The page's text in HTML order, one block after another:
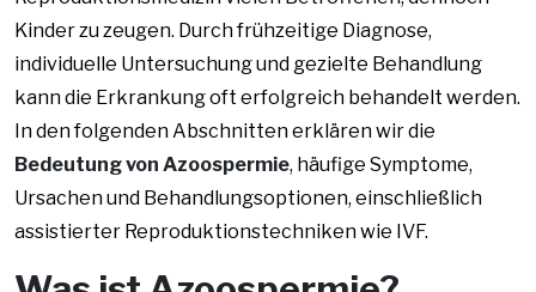
Kinder zu zeugen. Durch frühzeitige Diagnose,
individuelle Untersuchung und gezielte Behandlung
kann die Erkrankung oft erfolgreich behandelt werden.
In den folgenden Abschnitten erklären wir die
Bedeutung von Azoospermie, häufige Symptome,
Ursachen und Behandlungsoptionen, einschließlich
assistierter Reproduktionstechniken wie IVF.